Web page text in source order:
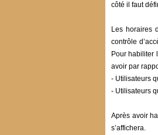
côté il faut
Les horaires
contrôle
Pour habiliter
avoir par
- Utilisateurs
- Utilisateurs
Après avoir
s’affichera.